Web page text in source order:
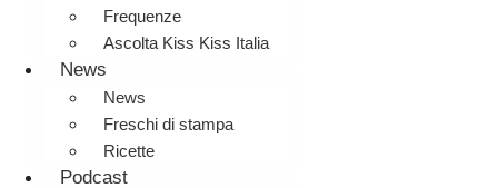
Frequenze
Ascolta Kiss Kiss Italia
News
News
Freschi di stampa
Ricette
Podcast